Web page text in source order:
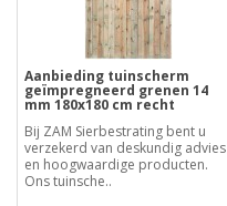
Aanbieding tuinscherm
geïmpregneerd grenen 14
mm 180x180 cm recht
Bij ZAM Sierbestrating bent u
verzekerd van deskundig advies
en hoogwaardige producten.
Ons tuinsche..